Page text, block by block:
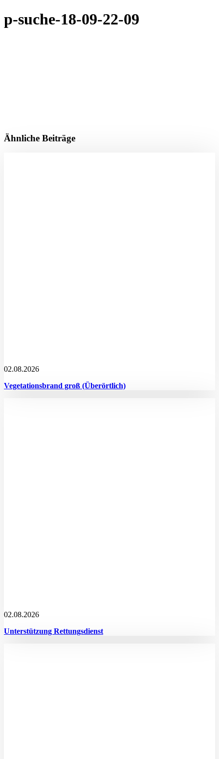
p-suche-18-09-22-09
Ähnliche Beiträge
02.08.2026
Vegetationsbrand groß (Überörtlich)
02.08.2026
Unterstützung Rettungsdienst